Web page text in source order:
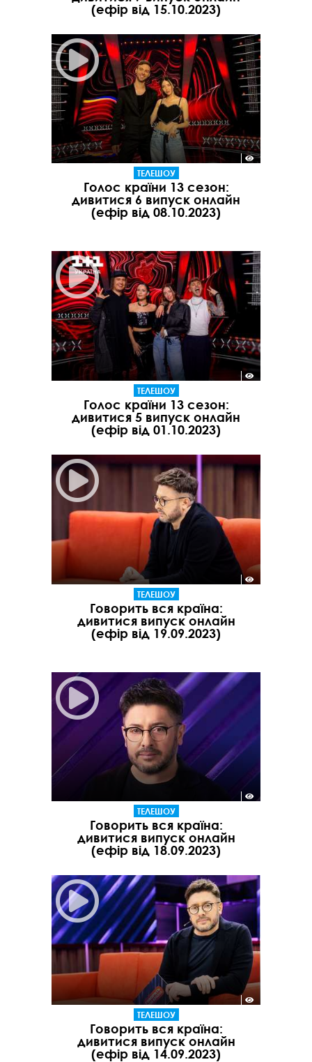
(ефір від 15.10.2023)
ТЕЛЕШОУ
Голос країни 13 сезон:
дивитися 6 випуск онлайн
(ефір від 08.10.2023)
ТЕЛЕШОУ
Голос країни 13 сезон:
дивитися 5 випуск онлайн
(ефір від 01.10.2023)
ТЕЛЕШОУ
Говорить вся країна:
дивитися випуск онлайн
(ефір від 19.09.2023)
ТЕЛЕШОУ
Говорить вся країна:
дивитися випуск онлайн
(ефір від 18.09.2023)
ТЕЛЕШОУ
Говорить вся країна:
дивитися випуск онлайн
(ефір від 14.09.2023)